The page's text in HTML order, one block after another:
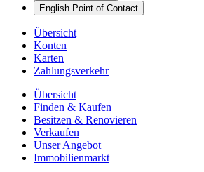
English Point of Contact
Übersicht
Konten
Karten
Zahlungsverkehr
Übersicht
Finden & Kaufen
Besitzen & Renovieren
Verkaufen
Unser Angebot
Immobilienmarkt